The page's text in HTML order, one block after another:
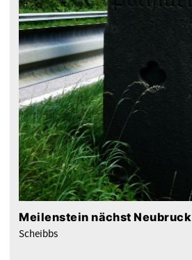
Meilenstein nächst Neubruck
Scheibbs